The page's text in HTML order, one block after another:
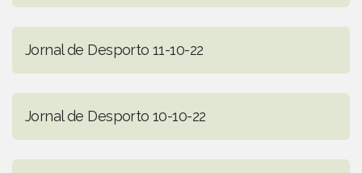
Jornal de Desporto 11-10-22
Jornal de Desporto 10-10-22